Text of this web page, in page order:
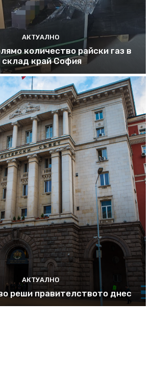
АКТУАЛНО
количество райски газ в
склад край София
АКТУАЛНО
реши правителството днес